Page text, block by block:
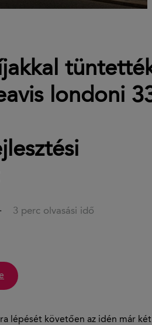
londoni
· 3 perc olvasási idő
lépését követően az idén már két